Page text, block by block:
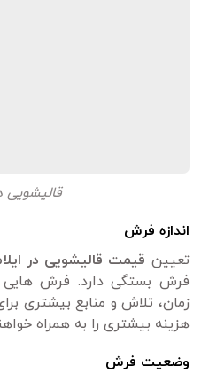
قالیشویی
اندازه فرش
تعیین قیمت قالیشویی در
فرش بستگی دارد. فرش هایی
زمان، تلاش و منابع بیشتری
هزینه بیشتری را به همراه
وضعیت فرش